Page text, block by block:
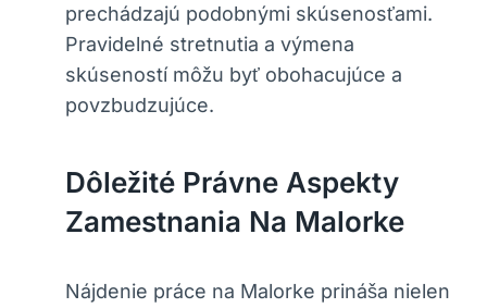
prechádzajú podobnými skúsenosťami.
Pravidelné stretnutia a výmena
skúseností môžu byť obohacujúce a
povzbudzujúce.
Dôležité Právne Aspekty
Zamestnania Na Malorke
Nájdenie práce na Malorke prináša nielen